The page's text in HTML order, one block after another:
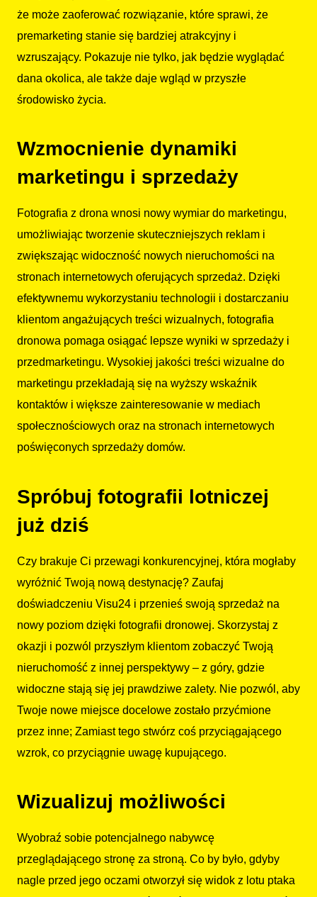
że może zaoferować rozwiązanie, które sprawi, że
premarketing stanie się bardziej atrakcyjny i
wzruszający. Pokazuje nie tylko, jak będzie wyglądać
dana okolica, ale także daje wgląd w przyszłe
środowisko życia.
Wzmocnienie dynamiki
marketingu i sprzedaży
Fotografia z drona wnosi nowy wymiar do marketingu,
umożliwiając tworzenie skuteczniejszych reklam i
zwiększając widoczność nowych nieruchomości na
stronach internetowych oferujących sprzedaż. Dzięki
efektywnemu wykorzystaniu technologii i dostarczaniu
klientom angażujących treści wizualnych, fotografia
dronowa pomaga osiągać lepsze wyniki w sprzedaży i
przedmarketingu. Wysokiej jakości treści wizualne do
marketingu przekładają się na wyższy wskaźnik
kontaktów i większe zainteresowanie w mediach
społecznościowych oraz na stronach internetowych
poświęconych sprzedaży domów.
Spróbuj fotografii lotniczej
już dziś
Czy brakuje Ci przewagi konkurencyjnej, która mogłaby
wyróżnić Twoją nową destynację? Zaufaj
doświadczeniu Visu24 i przenieś swoją sprzedaż na
nowy poziom dzięki fotografii dronowej. Skorzystaj z
okazji i pozwól przyszłym klientom zobaczyć Twoją
nieruchomość z innej perspektywy – z góry, gdzie
widoczne stają się jej prawdziwe zalety. Nie pozwól, aby
Twoje nowe miejsce docelowe zostało przyćmione
przez inne; Zamiast tego stwórz coś przyciągającego
wzrok, co przyciągnie uwagę kupującego.
Wizualizuj możliwości
Wyobraź sobie potencjalnego nabywcę
przeglądającego stronę za stroną. Co by było, gdyby
nagle przed jego oczami otworzył się widok z lotu ptaka